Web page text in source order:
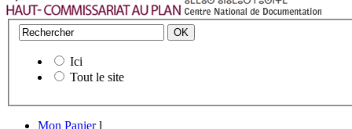
Ici
Tout le site
Mon Panier l